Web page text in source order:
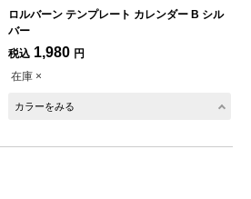
ロルバーン テンプレート カレンダー B シル
バー
税込 1,980 円
在庫 ×
カラーをみる